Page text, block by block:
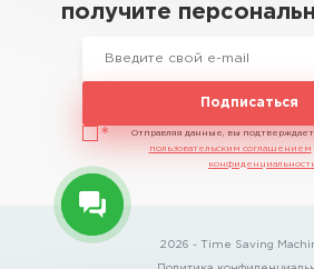
получите
Подписаться
Отправляя данные, вы
пользовательским соглашением
2026 - Time Saving